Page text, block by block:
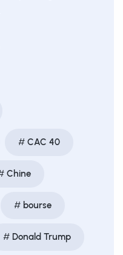
CAC 40
Chine
bourse
Donald Trump